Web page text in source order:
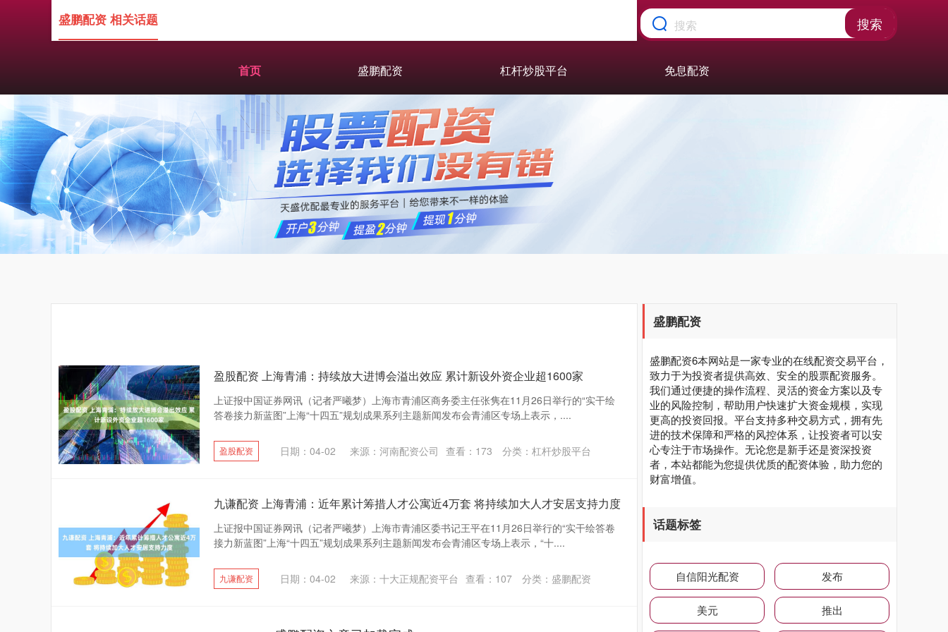
搜索
首页 盛鹏配资 杠杆炒股平台 免息配资
盛鹏配资 相关话题
盈股配资 上海青浦：持续放大进博会溢出效应 累计新设外资企业超1600家
上证报中国证券网讯（记者严曦梦）上海市青浦区商务委主任张隽在11月26日举行的“实干绘
答卷接力新蓝图”上海“十四五”规划成果系列主题新闻发布会青浦区专场上表示，....
盈股配资 日期：04-02 来源：河南配资公司 查看： 173 分类： 杠杆炒股平台
九谦配资 上海青浦：近年累计筹措人才公寓近4万套 将持续加大人才安居支持力度
上证报中国证券网讯（记者严曦梦）上海市青浦区委书记王平在11月26日举行的“实干绘答卷
接力新蓝图”上海“十四五”规划成果系列主题新闻发布会青浦区专场上表示，“十....
九谦配资 日期：04-02 来源：十大正规配资平台 查看： 107 分类： 盛鹏配资
盛鹏配资
盛鹏配资6本网站是一家专业的在线配资交易平台，
致力于为投资者提供高效、安全的股票配资服务。
我们通过便捷的操作流程、灵活的资金方案以及专
业的风险控制，帮助用户快速扩大资金规模，实现
更高的投资回报。平台支持多种交易方式，拥有先
进的技术保障和严格的风控体系，让投资者可以安
心专注于市场操作。无论您是新手还是资深投资
者，本站都能为您提供优质的配资体验，助力您的
财富增值。
话题标签
自信阳光配资 发布
美元 推出